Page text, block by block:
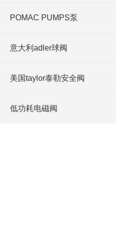
POMAC PUMPS泵
意大利adler球阀
美国taylor泰勒安全阀
低功耗电磁阀